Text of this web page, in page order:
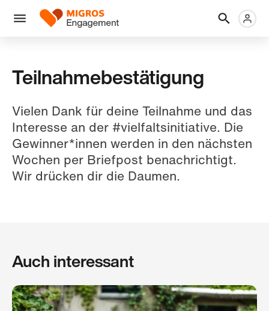
liens
tête
Menu
Logo
Teilnahmebestätigung
Vielen Dank für deine Teilnahme und das
Interesse an der #vielfaltsinitiative. Die
Gewinner*innen werden in den nächsten
Wochen per Briefpost benachrichtigt.
Wir drücken dir die Daumen.
Auch interessant